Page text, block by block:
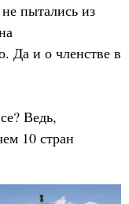
пытались из
Да и о членстве в
Ведь,
10 стран